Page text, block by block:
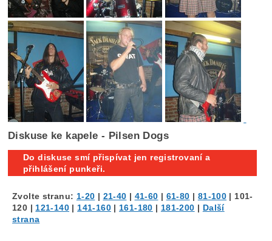
Diskuse ke kapele - Pilsen Dogs
Do diskuse smí přispívat jen registrovaní a
přihlášení punkeři.
Zvolte stranu: 1-20 | 21-40 | 41-60 | 61-80 | 81-100 | 101-
120 | 121-140 | 141-160| 161-180 | 181-200 | Další
strana